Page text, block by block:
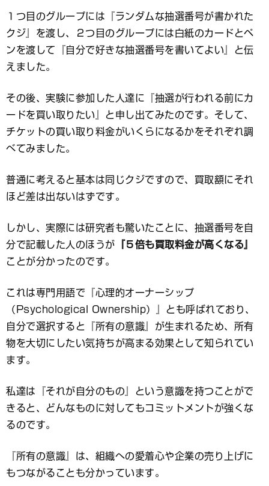
１つ目のグループには『ランダムな抽選番号が書かれた
クジ』を渡し、２つ目のグループには白紙のカードとペ
ンを渡して『自分で好きな抽選番号を書いてよい』と伝
えました。
その後、実験に参加した人達に『抽選が行われる前にカ
ードを買い取りたい』と申し出てみたのです。そして、
チケットの買い取り料金がいくらになるかをそれぞれ調
べてみました。
普通に考えると基本は同じクジですので、買取額にそれ
ほど差は出ないはずです。
しかし、実際には研究者も驚いたことに、抽選番号を自
分で記載した人のほうが 『５倍も買取料金が高くなる』
ことが分かったのです。
これは専門用語で『心理的オーナーシップ
（Psychological Ownership）』とも呼ばれており、
自分で選択すると『所有の意識』が生まれるため、所有
物を大切にしたい気持ちが高まる効果として知られてい
ます。
私達は『それが自分のもの』という意識を持つことがで
きると、どんなものに対してもコミットメントが強くな
るのです。
『所有の意識』は、組織への愛着心や企業の売り上げに
もつながることも分かっています。